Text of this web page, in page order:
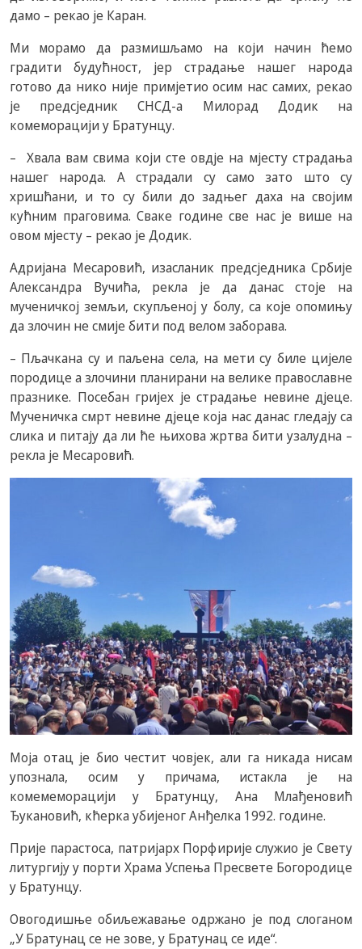
дамо – рекао је Каран.
Ми морамо да размишљамо на који начин ћемо
градити будућност, јер страдање нашег народа
готово да нико није примјетио осим нас самих, рекао
је предсједник СНСД-а Милорад Додик на
комеморацији у Братунцу.
– Хвала вам свима који сте овдје на мјесту страдања
нашег народа. А страдали су само зато што су
хришћани, и то су били до задњег даха на својим
кућним праговима. Сваке године све нас је више на
овом мјесту – рекао је Додик.
Адријана Месаровић, изасланик предсједника Србије
Александра Вучића, рекла је да данас стоје на
мученичкој земљи, скупљеној у болу, са које опомињу
да злочин не смије бити под велом заборава.
– Пљачкана су и паљена села, на мети су биле цијеле
породице а злочини планирани на велике православне
празнике. Посебан гријех је страдање невине дјеце.
Мученичка смрт невине дјеце која нас данас гледају са
слика и питају да ли ће њихова жртва бити узалудна –
рекла је Месаровић.
Моја отац је био честит човјек, али га никада нисам
упознала, осим у причама, истакла је на
комемеморацији у Братунцу, Ана Млађеновић
Ђукановић, кћерка убијеног Анђелка 1992. године.
Прије парастоса, патријарх Порфирије служио је Свету
литургију у порти Храма Успења Пресвете Богородице
у Братунцу.
Овогодишње обиљежавање одржано је под слоганом
„У Братунац се не зове, у Братунац се иде“.